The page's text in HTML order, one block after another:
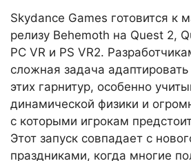
Skydance Games готовится к
релизу Behemoth на Quest 2,
PC VR и PS VR2.
сложная задача
этих гарнитур, особенно
динамической физики и
с которыми игрокам
Этот запуск совпадает с
праздниками, когда многие